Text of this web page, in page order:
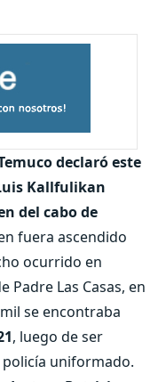
declaró este
Kallfulikan
del cabo de
fuera ascendido
ocurrido en
Padre Las Casas, en
se encontraba
, luego de ser
uniformado.